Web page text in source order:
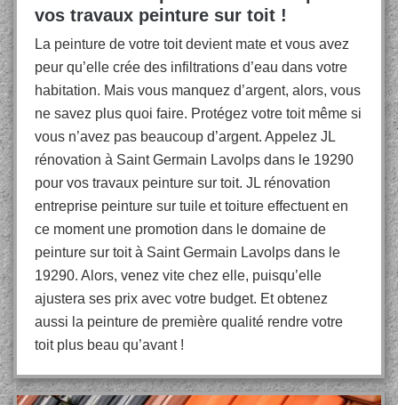
vos travaux peinture sur toit !
La peinture de votre toit devient mate et vous avez
peur qu’elle crée des infiltrations d’eau dans votre
habitation. Mais vous manquez d’argent, alors, vous
ne savez plus quoi faire. Protégez votre toit même si
vous n’avez pas beaucoup d’argent. Appelez JL
rénovation à Saint Germain Lavolps dans le 19290
pour vos travaux peinture sur toit. JL rénovation
entreprise peinture sur tuile et toiture effectuent en
ce moment une promotion dans le domaine de
peinture sur toit à Saint Germain Lavolps dans le
19290. Alors, venez vite chez elle, puisqu’elle
ajustera ses prix avec votre budget. Et obtenez
aussi la peinture de première qualité rendre votre
toit plus beau qu’avant !